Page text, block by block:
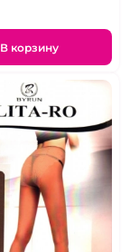
В корзину